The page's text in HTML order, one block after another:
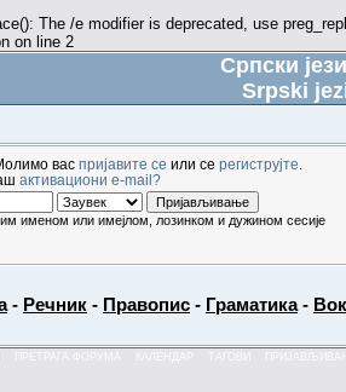
The /e modifier is deprecated, use
on line 2
Српски
Srpski
вас пријавите се или се региструјте
активациони e-mail?
именом или имејлом, лозинком и дужином сесије
- Речник - Правопис - Граматика-
КАЛЕНДАР